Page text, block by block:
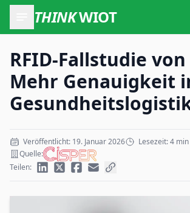
THINKWIOT
RFID-Fallstudie
Mehr Genauigkeit
Veröffentlicht: 19. Januar 2026
Lesezeit: 4 min
Quelle:
Teilen: